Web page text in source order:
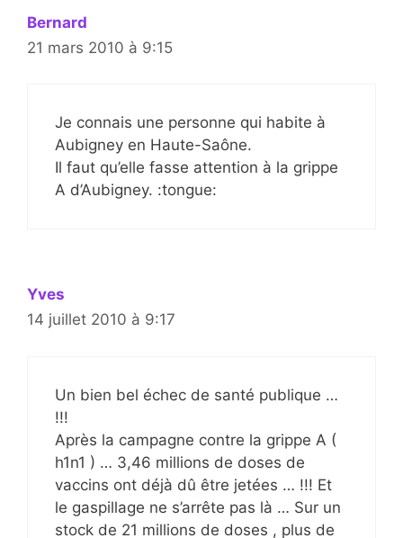
Bernard
21 mars 2010 à 9:15
Je connais une personne qui habite à
Aubigney en Haute-Saône.
Il faut qu’elle fasse attention à la grippe
A d’Aubigney. :tongue:
Yves
14 juillet 2010 à 9:17
Un bien bel échec de santé publique …
!!!
Après la campagne contre la grippe A (
h1n1 ) … 3,46 millions de doses de
vaccins ont déjà dû être jetées … !!! Et
le gaspillage ne s’arrête pas là … Sur un
stock de 21 millions de doses , plus de